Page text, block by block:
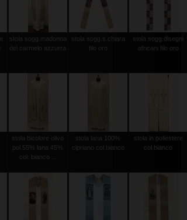
stola sogg.madonna
del carmelo azzurra
stola sogg.s.chiara
filo oro
stola sogg.disegni
africani filo oro
stola bicolore olivo
pol.55% lana 45%
col. bianco ...
stola lana 100%
cipriano col.bianco
stola in poliestere
col.bianco